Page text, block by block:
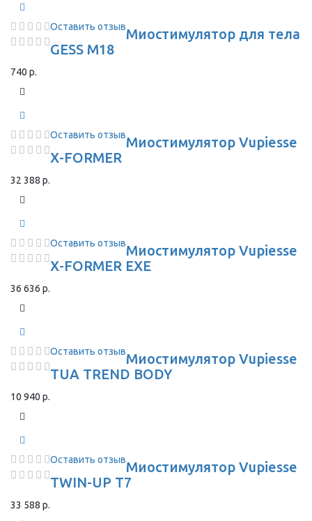
Оставить отзывМиостимулятор для тела
GESS M18
740 р.
Оставить отзывМиостимулятор Vupiesse
X-FORMER
32 388 р.
Оставить отзывМиостимулятор Vupiesse
X-FORMER EXE
36 636 р.
Оставить отзывМиостимулятор Vupiesse
TUA TREND BODY
10 940 р.
Оставить отзывМиостимулятор Vupiesse
TWIN-UP T7
33 588 р.